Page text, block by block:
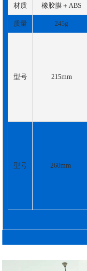
材质 橡胶膜＋ABS
质量 245g
型号 215mm
型号 260mm